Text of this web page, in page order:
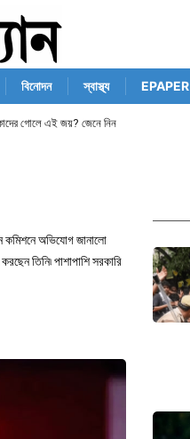
বিনোদন স্বাস্থ্য EPAPER
গোলে এই জয়? জেনে নিন
কমিশনে অভিযোগ জানালো
তিনি৷ পাশাপাশি সরকারি